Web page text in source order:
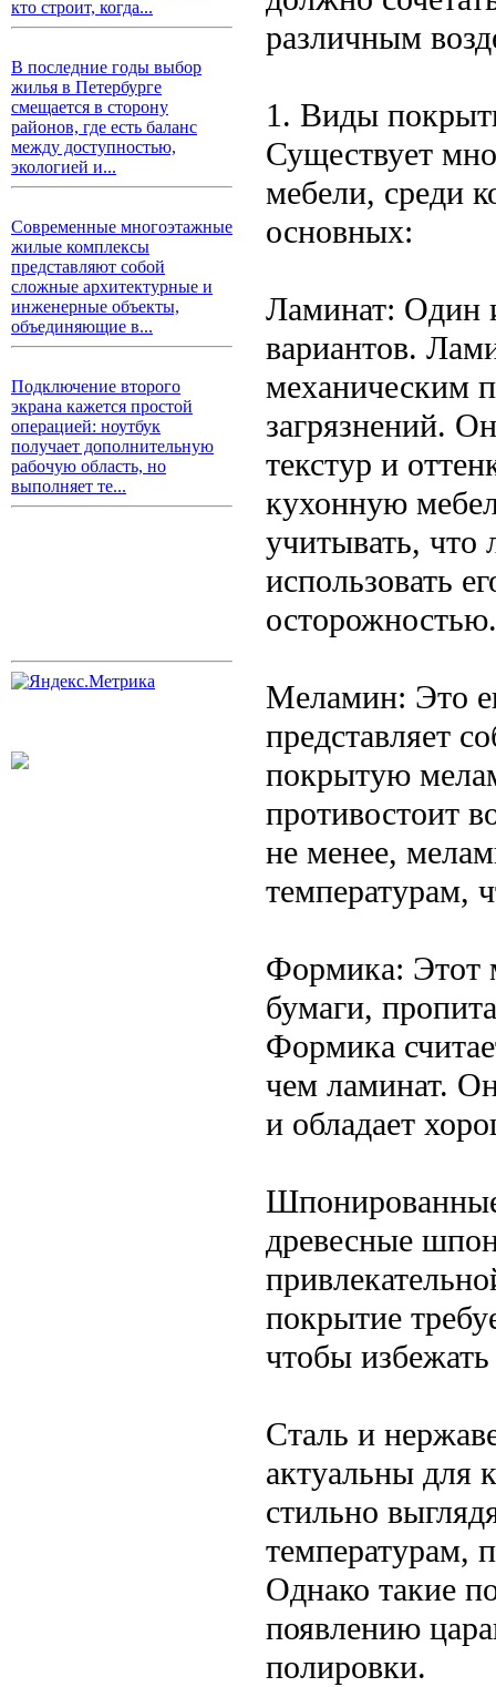
кто строит, когда...
В последние годы выбор
жилья в Петербурге
смещается в сторону
районов, где есть баланс
между доступностью,
экологией и...
Современные многоэтажные
жилые комплексы
представляют собой
сложные архитектурные и
инженерные объекты,
объединяющие в...
Подключение второго
экрана кажется простой
операцией: ноутбук
получает дополнительную
рабочую область, но
выполняет те...
различным
1. Виды
Существует
мебели, среди
основных:
Ламинат: Один
вариантов.
механическим
загрязнений.
текстур и
кухонную
учитывать, что
использовать
осторожностью.
Меламин: Это
представляет
покрытую
противостоит
не менее,
температурам,
Формика: Этот
бумаги,
Формика
чем ламинат.
и обладает
древесные
покрытие
чтобы
Сталь и
актуальны для
стильно
температурам,
Однако такие
появлению
полировки.